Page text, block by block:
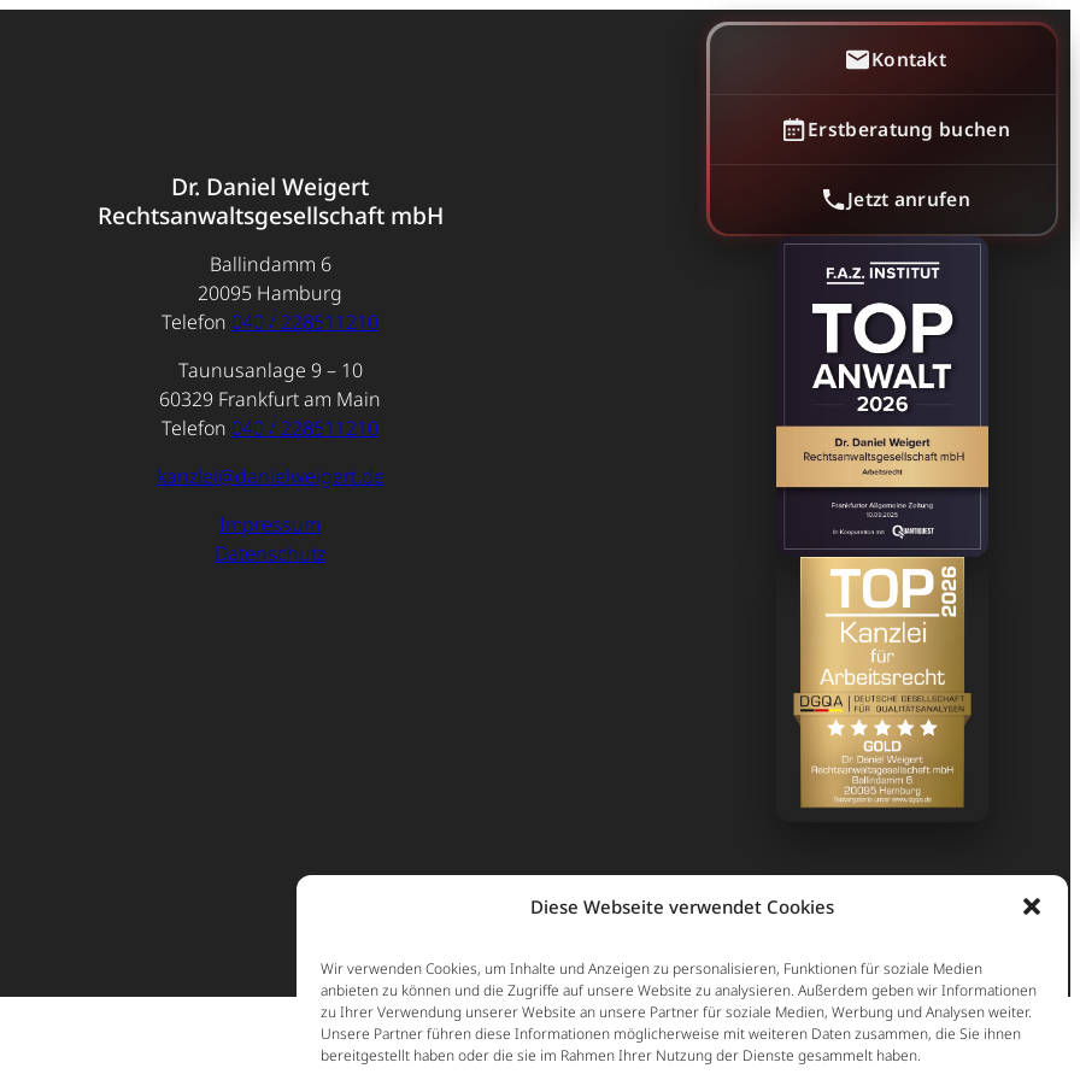
Diese Webseite verwendet Cookies
Wir verwenden Cookies, um Inhalte und Anzeigen zu personalisieren, Funktionen für soziale Medien
anbieten zu können und die Zugriffe auf unsere Website zu analysieren. Außerdem geben wir Informationen
zu Ihrer Verwendung unserer Website an unsere Partner für soziale Medien, Werbung und Analysen weiter.
Unsere Partner führen diese Informationen möglicherweise mit weiteren Daten zusammen, die Sie ihnen
bereitgestellt haben oder die sie im Rahmen Ihrer Nutzung der Dienste gesammelt haben.
Dr. Daniel Weigert
Rechtsanwaltsgesellschaft mbH
Ballindamm 6
20095 Hamburg
Telefon 040 / 228511210
Taunusanlage 9 – 10
60329 Frankfurt am Main
Telefon 040 / 228511210
kanzlei@danielweigert.de
Impressum
Datenschutz
Kontakt
Erstberatung buchen
Jetzt anrufen